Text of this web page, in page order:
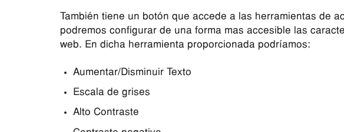
También tiene un botón que accede a las herramientas de
podremos configurar de una forma mas accesible las
web. En dicha herramienta proporcionada podríamos:
Aumentar/Disminuir Texto
Escala de grises
Alto Contraste